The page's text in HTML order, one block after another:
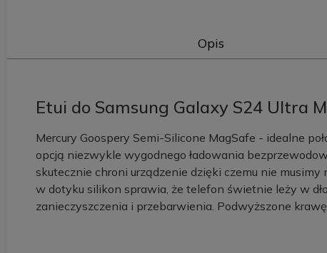
Opis
Etui do Samsung Galaxy S24 Ultra
Mercury Goospery Semi-Silicone MagSafe - idealne
opcją niezwykle wygodnego ładowania
skutecznie chroni urządzenie dzięki czemu nie
w dotyku silikon sprawia, że telefon świetnie leży w
zanieczyszczenia i przebarwienia. Podwyższone